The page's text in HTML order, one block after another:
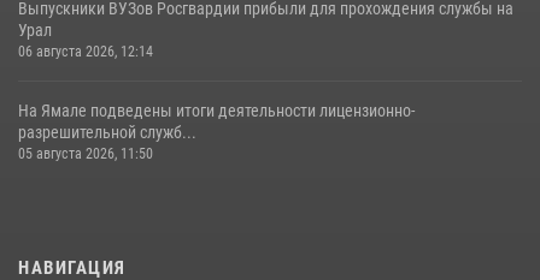
Выпускники ВУЗов Росгвардии прибыли для прохождения службы на
Урал
06 августа 2026, 12:14
На Ямале подведены итоги деятельности лицензионно-
разрешительной служб...
05 августа 2026, 11:50
НАВИГАЦИЯ